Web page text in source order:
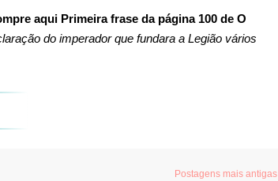
aqui Primeira frase da página 100 de O
do imperador que fundara a Legião vários
Postagens mais antigas